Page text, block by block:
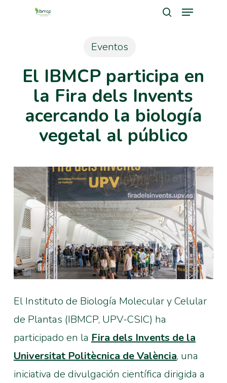
Menu
Eventos
El IBMCP participa en
la Fira dels Invents
acercando la biología
vegetal al público
El Instituto de Biología Molecular y Celular
de Plantas (IBMCP, UPV-CSIC) ha
participado en la Fira dels Invents de la
Universitat Politècnica de València, una
iniciativa de divulgación científica dirigida a